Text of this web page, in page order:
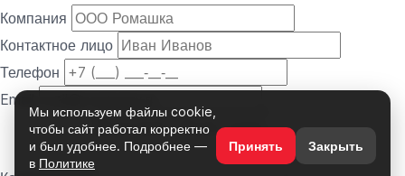
Мы используем файлы cookie,
чтобы сайт работал корректно
и был удобнее. Подробнее —
в Политике
Принять Закрыть
Компания
Контактное лицо
Телефон
Email